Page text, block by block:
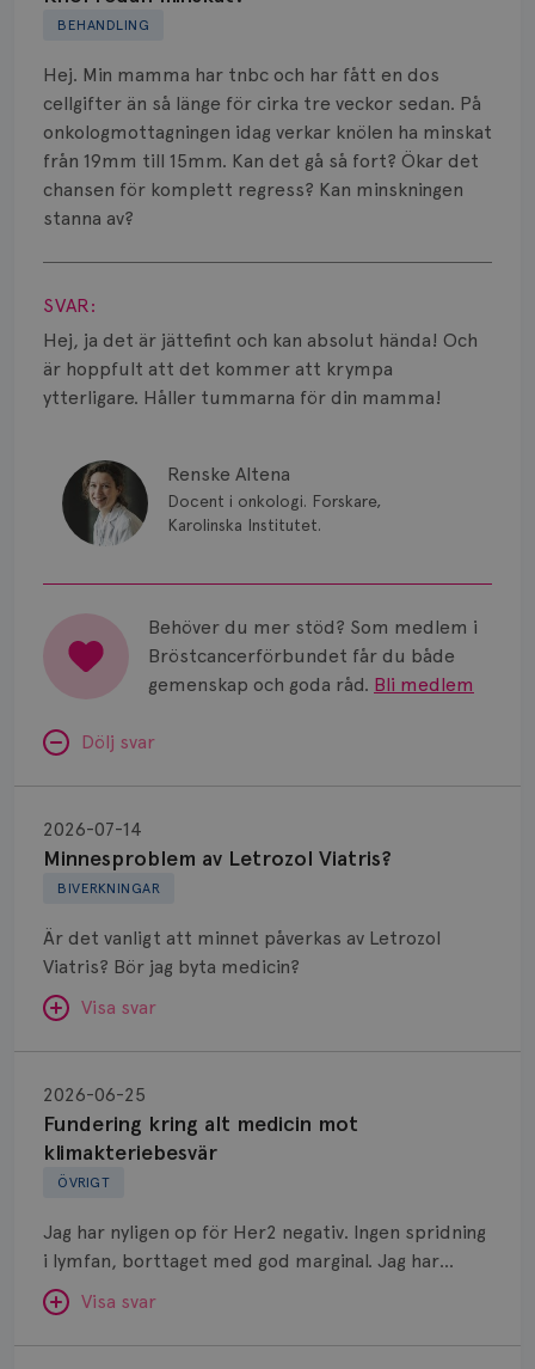
BEHANDLING
Hej. Min mamma har tnbc och har fått en dos
cellgifter än så länge för cirka tre veckor sedan. På
onkologmottagningen idag verkar knölen ha minskat
från 19mm till 15mm. Kan det gå så fort? Ökar det
chansen för komplett regress? Kan minskningen
stanna av?
Visa svar
SVAR:
Hej, ja det är jättefint och kan absolut hända! Och
är hoppfult att det kommer att krympa
ytterligare. Håller tummarna för din mamma!
Renske Altena
Docent i onkologi. Forskare,
Karolinska Institutet.
Behöver du mer stöd? Som medlem i
Bröstcancerförbundet får du både
gemenskap och goda råd. Bli medlem
Dölj svar
BIVERKNINGAR
Minnesproblem av Letrozol Viatris?
2026-07-14
Är det vanligt att minnet påverkas av Letrozol
Viatris? Bör jag byta medicin?
Visa svar
SVAR:
Hej. Oavsett vilken hormonsänkande behandling
(men även cytostatika) man får så kan en del
uppleva negativ påverkan på minnet. Prata din
märke eller annan aromatashämmare. Det kan ofta
vara bra att ha en paus först, för att se att
besvären blir bättre, men bäst är att prata med
Letrozol
Viatris?
ÖVRIGT
Fundering kring alt medicin mot
klimakteriebesvär
2026-06-25
Jag har nyligen op för Her2 negativ. Ingen spridning
i lymfan, borttaget med god marginal. Jag har
genomgått en 5 dagars strålning och är färdig
behandlad. Efter att jag nu slutat med östrogen-
lenzetto, har klimakteriebesvären kommit med
Visa svar
kring
medicin
Biverkningar
Bröstvårta
Knöl
Läkemedel
Smärta
Prognos
Risker
Spridd bröstcancer
Strålning